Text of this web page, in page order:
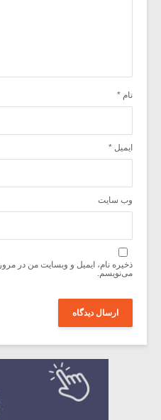
نام *
ایمیل *
وب‌ سایت
ذخیره نام، ایمیل و وبسایت من در
می‌نویسم.